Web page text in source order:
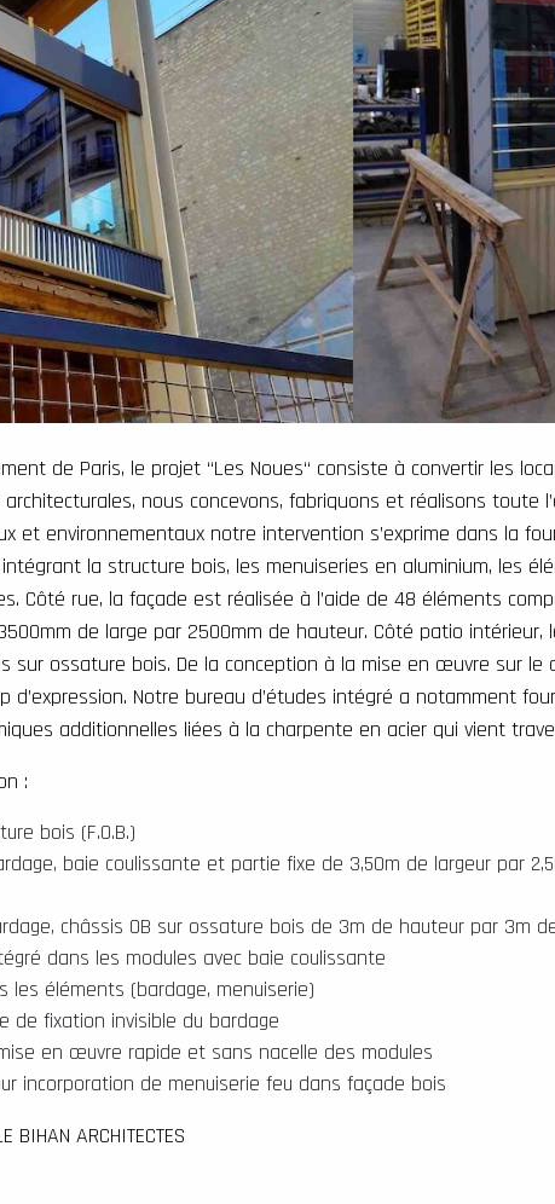
de Paris, le projet “Les Noues“ consiste à convertir les
nous concevons, fabriquons et réalisons toute
et environnementaux notre intervention s’exprime dans la
la structure bois, les menuiseries en aluminium, les
Côté rue, la façade est réalisée à l’aide de 48 éléments
de large par 2500mm de hauteur. Côté patio intérieur,
sur ossature bois. De la conception à la mise en œuvre sur le
d’expression. Notre bureau d’études intégré a notamment
additionnelles liées à la charpente en acier qui vient
:
bois (F.O.B.)
baie coulissante et partie fixe de 3,50m de largeur par
châssis OB sur ossature bois de 3m de hauteur par 3m
dans les modules avec baie coulissante
les éléments (bardage, menuiserie)
de fixation invisible du bardage
en œuvre rapide et sans nacelle des modules
incorporation de menuiserie feu dans façade bois
ARCHITECTES